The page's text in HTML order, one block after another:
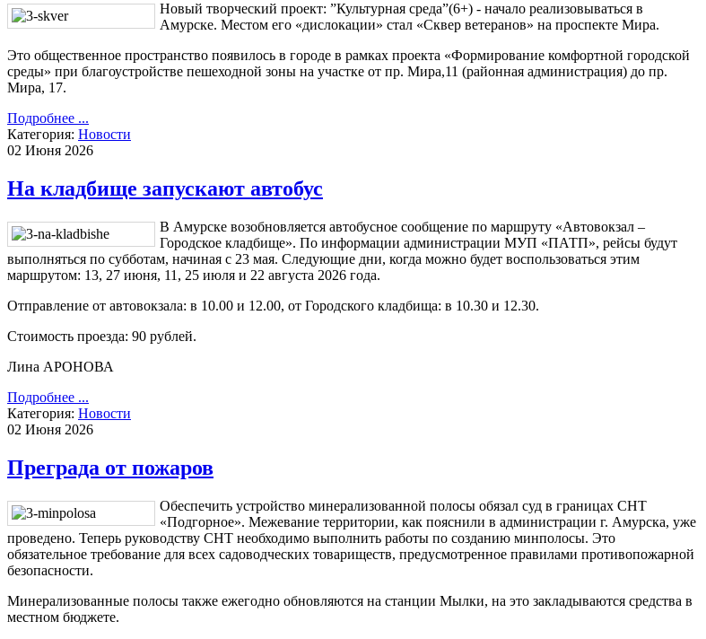
Новый творческий проект: ”Культурная среда”(6+) - начало реализовываться в
Амурске. Местом его «дислокации» стал «Сквер ветеранов» на проспекте Мира.
Это общественное пространство появилось в городе в рамках проекта «Формирование комфортной городской
среды» при благоустройстве пешеходной зоны на участке от пр. Мира,11 (районная администрация) до пр.
Мира, 17.
Подробнее ...
Категория: Новости
02 Июня 2026
На кладбище запускают автобус
В Амурске возобновляется автобусное сообщение по маршруту «Автовокзал –
Городское кладбище». По информации администрации МУП «ПАТП», рейсы будут
выполняться по субботам, начиная с 23 мая. Следующие дни, когда можно будет воспользоваться этим
маршрутом: 13, 27 июня, 11, 25 июля и 22 августа 2026 года.
Отправление от автовокзала: в 10.00 и 12.00, от Городского кладбища: в 10.30 и 12.30.
Стоимость проезда: 90 рублей.
Лина АРОНОВА
Подробнее ...
Категория: Новости
02 Июня 2026
Преграда от пожаров
Обеспечить устройство минерализованной полосы обязал суд в границах СНТ
«Подгорное». Межевание территории, как пояснили в администрации г. Амурска, уже
проведено. Теперь руководству СНТ необходимо выполнить работы по созданию минполосы. Это
обязательное требование для всех садоводческих товариществ, предусмотренное правилами противопожарной
безопасности.
Минерализованные полосы также ежегодно обновляются на станции Мылки, на это закладываются средства в
местном бюджете.